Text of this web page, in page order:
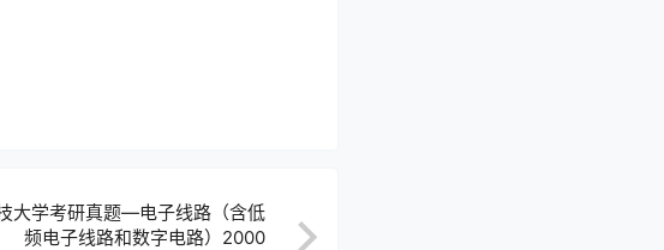
大学考研真题—电子线路（含低
频电子线路和数字电路）2000